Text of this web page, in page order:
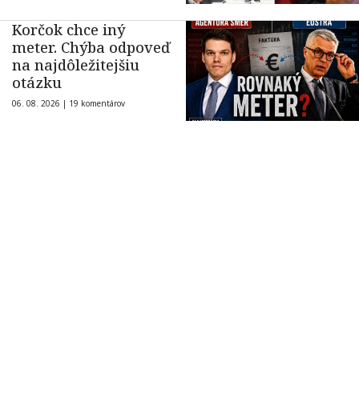
Korčok chce iný
meter. Chýba odpoveď
na najdôležitejšiu
otázku
06. 08. 2026 | 19 komentárov